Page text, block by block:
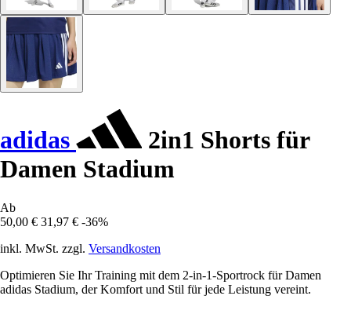
adidas
2in1 Shorts für
Damen Stadium
Ab
50,00 € 31,97 € -36%
inkl. MwSt. zzgl. Versandkosten
Optimieren Sie Ihr Training mit dem 2-in-1-Sportrock für Damen
adidas Stadium, der Komfort und Stil für jede Leistung vereint.